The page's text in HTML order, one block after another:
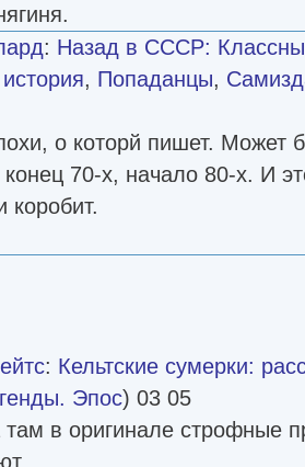
: Назад в СССР:
, Попаданцы,
о которй пишет. Может
70-х, начало 80-х. И
коробит.
: Кельтские сумерки:
Эпос) 03 05
в оригинале строфные